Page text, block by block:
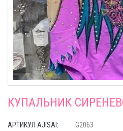
КУПАЛЬНИК
АРТИКУЛ AJISAI: G2063